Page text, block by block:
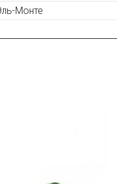
Монте